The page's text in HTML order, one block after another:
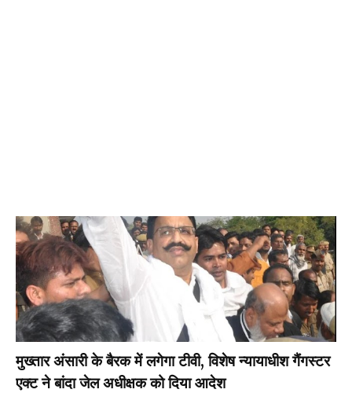
मुख्तार अंसारी के बैरक में लगेगा टीवी, विशेष न्यायाधीश गैंगस्टर
एक्ट ने बांदा जेल अधीक्षक को दिया आदेश